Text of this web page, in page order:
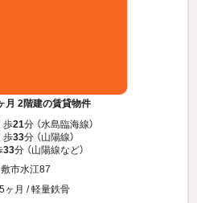
月 2階建の賃貸物件
歩21分 （水島臨海線）
歩33分 （山陽線）
33分 （山陽線など）
市水江87
ヶ月 / 軽量鉄骨